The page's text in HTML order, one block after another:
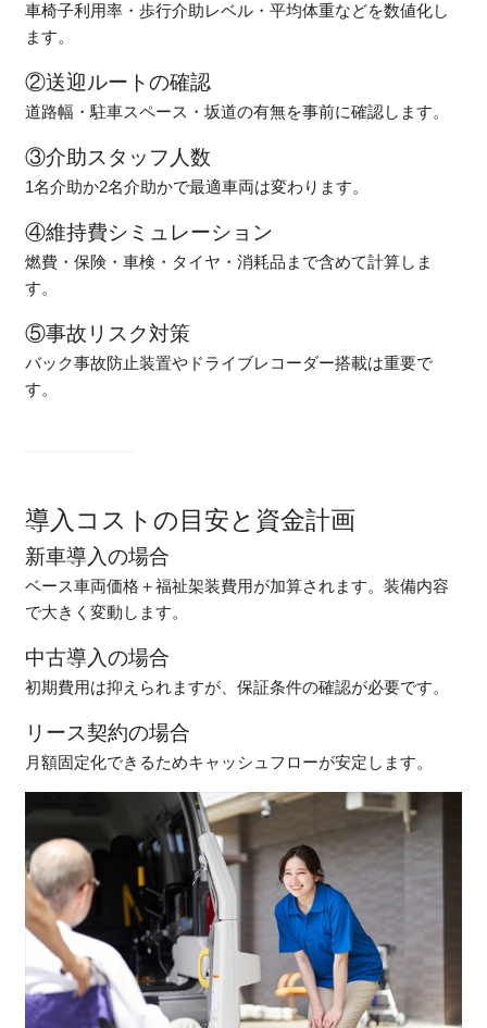
車椅子利用率・歩行介助レベル・平均体重などを数値化し
ます。
②送迎ルートの確認
道路幅・駐車スペース・坂道の有無を事前に確認します。
③介助スタッフ人数
1名介助か2名介助かで最適車両は変わります。
④維持費シミュレーション
燃費・保険・車検・タイヤ・消耗品まで含めて計算しま
す。
⑤事故リスク対策
バック事故防止装置やドライブレコーダー搭載は重要で
す。
導入コストの目安と資金計画
新車導入の場合
ベース車両価格＋福祉架装費用が加算されます。装備内容
で大きく変動します。
中古導入の場合
初期費用は抑えられますが、保証条件の確認が必要です。
リース契約の場合
月額固定化できるためキャッシュフローが安定します。